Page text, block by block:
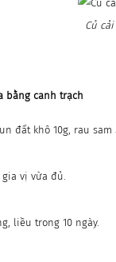
Củ
bằng canh trạch
đất khô 10g, rau
gia vị vừa đủ.
liều trong 10 ngày.